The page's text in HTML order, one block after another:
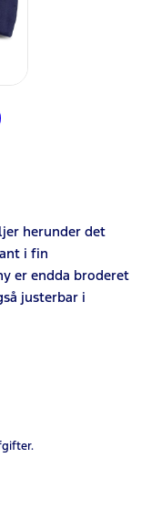
herunder det
i fin
er endda broderet
justerbar i